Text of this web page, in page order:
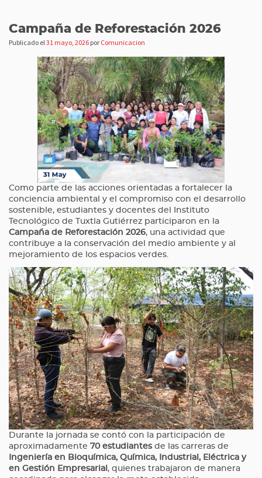
Campaña de Reforestación 2026
Publicado el31 mayo, 2026 por Comunicacion
Como parte de las acciones orientadas a fortalecer la
conciencia ambiental y el compromiso con el desarrollo
sostenible, estudiantes y docentes del Instituto
Tecnológico de Tuxtla Gutiérrez participaron en la
Campaña de Reforestación 2026, una actividad que
contribuye a la conservación del medio ambiente y al
mejoramiento de los espacios verdes.
Durante la jornada se contó con la participación de
aproximadamente 70 estudiantes de las carreras de
Ingeniería en Bioquímica, Química, Industrial, Eléctrica y
en Gestión Empresarial , quienes trabajaron de manera